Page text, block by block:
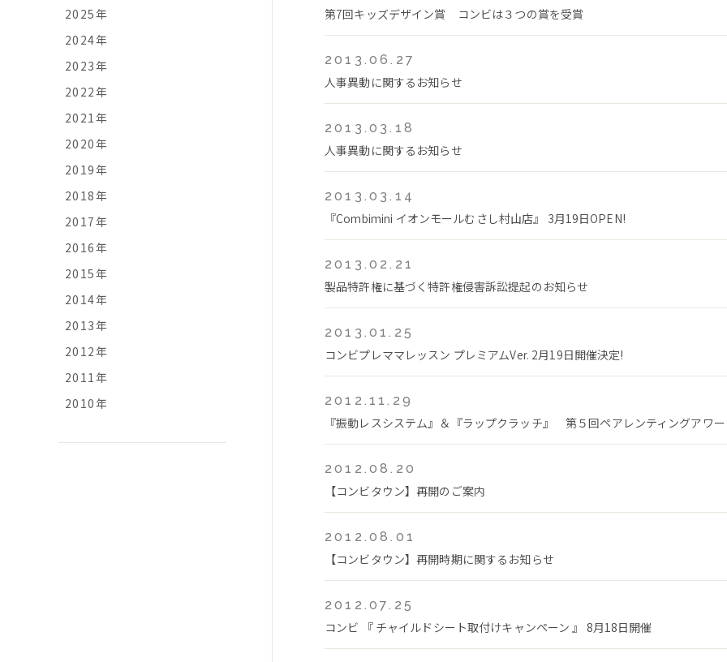
第7回キッズデザイン賞 コンビは３つの賞を受賞
2013.06.27
人事異動に関するお知らせ
2013.03.18
人事異動に関するお知らせ
2013.03.14
『Combimini イオンモールむさし村山店』 3月19日OPEN!
2013.02.21
製品特許権に基づく特許権侵害訴訟提起のお知らせ
2013.01.25
コンビプレママレッスン プレミアムVer. 2月19日開催決定!
2012.11.29
『振動レスシステム』＆『ラップクラッチ』 第５回ペアレンティングアワ
2012.08.20
【コンビタウン】再開のご案内
2012.08.01
【コンビタウン】再開時期に関するお知らせ
2012.07.25
コンビ 『 チャイルドシート取付けキャンペーン 』 8月18日開催
2025年
2024年
2023年
2022年
2021年
2020年
2019年
2018年
2017年
2016年
2015年
2014年
2013年
2012年
2011年
2010年